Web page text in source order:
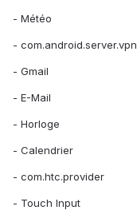
- Météo
- com.android.server.vpn
- Gmail
- E-Mail
- Horloge
- Calendrier
- com.htc.provider
- Touch Input